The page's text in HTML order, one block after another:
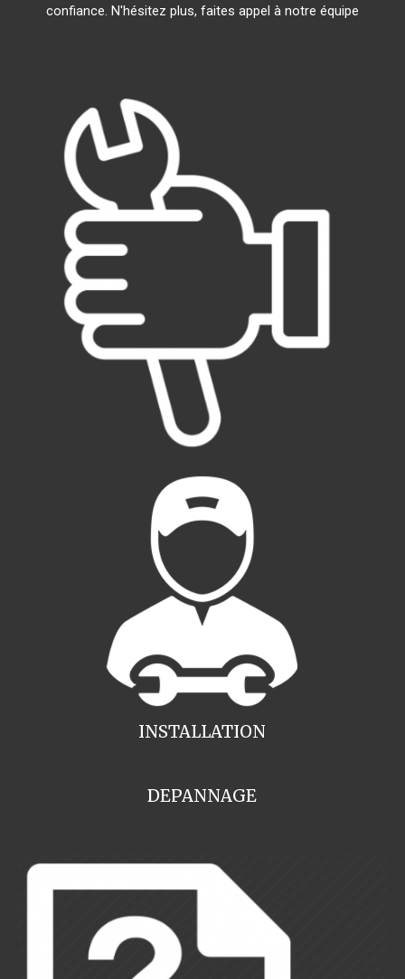
confiance. N'hésitez plus, faites appel à notre équipe
INSTALLATION
DEPANNAGE